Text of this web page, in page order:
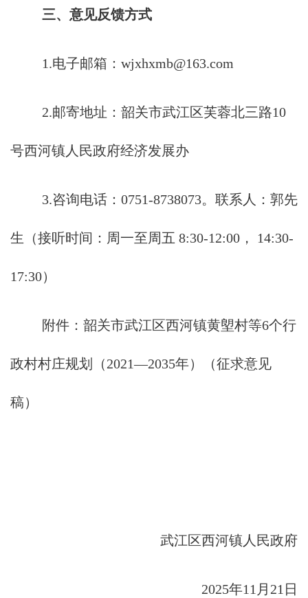
三、意见反馈方式
1.电子邮箱：wjxhxmb@163.com
2.邮寄地址：韶关市武江区芙蓉北三路10
号西河镇人民政府经济发展办
3.咨询电话：0751-8738073。联系人：郭先
生（接听时间：周一至周五 8:30-12:00， 14:30-
17:30）
附件：韶关市武江区西河镇黄塱村等6个行
政村村庄规划（2021—2035年）（征求意见
稿）
武江区西河镇人民政府
2025年11月21日